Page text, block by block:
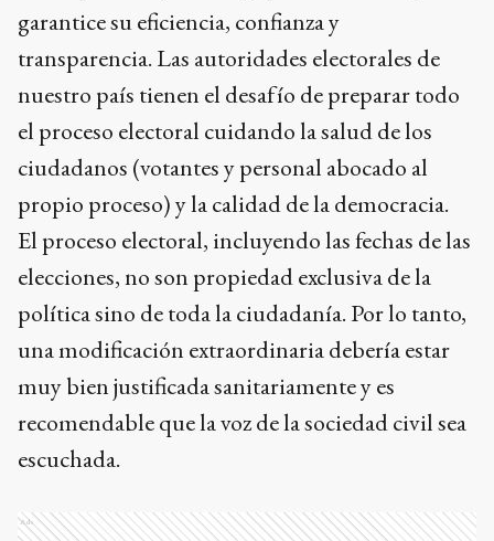
garantice su eficiencia, confianza y
transparencia. Las autoridades electorales de
nuestro país tienen el desafío de preparar todo
el proceso electoral cuidando la salud de los
ciudadanos (votantes y personal abocado al
propio proceso) y la calidad de la democracia.
El proceso electoral, incluyendo las fechas de las
elecciones, no son propiedad exclusiva de la
política sino de toda la ciudadanía. Por lo tanto,
una modificación extraordinaria debería estar
muy bien justificada sanitariamente y es
recomendable que la voz de la sociedad civil sea
escuchada.
Ads